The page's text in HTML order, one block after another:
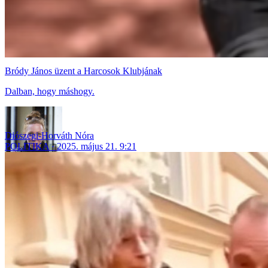
Bródy János üzent a Harcosok Klubjának
Dalban, hogy máshogy.
Diószegi-Horváth Nóra
POLITIKA
2025. május 21. 9:21